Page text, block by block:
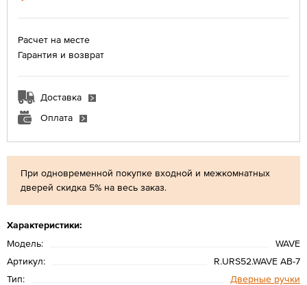
При одновременной покупке входной и межкомнатных
дверей скидка 5% на весь заказ.
Характеристики:
Модель:
WAVE
Артикул:
R.URS52.WAVE AB-7
Тип:
Дверные ручки
Расчет на месте
Гарантия и возврат
Доставка
Оплата